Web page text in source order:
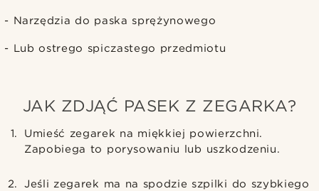
- Narzędzia do paska sprężynowego
- Lub ostrego spiczastego przedmiotu
JAK ZDJĄĆ PASEK Z ZEGARKA?
Umieść zegarek na miękkiej powierzchni.
Zapobiega to porysowaniu lub uszkodzeniu.
Jeśli zegarek ma na spodzie szpilki do szybkiego